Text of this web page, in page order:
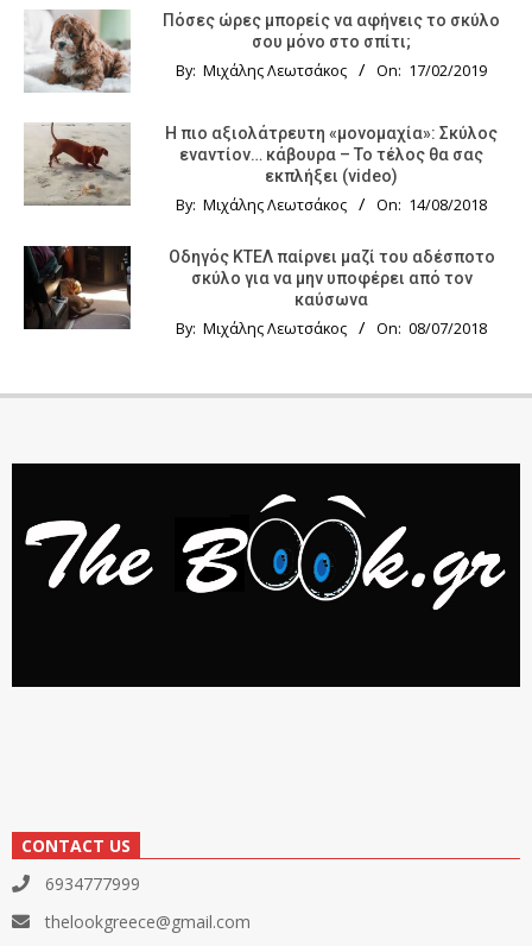
Πόσες ώρες μπορείς να αφήνεις το σκύλο
σου μόνο στο σπίτι;
By: Μιχάλης Λεωτσάκος On: 17/02/2019
Η πιο αξιολάτρευτη «μονομαχία»: Σκύλος
εναντίον… κάβουρα – Το τέλος θα σας
εκπλήξει (video)
By: Μιχάλης Λεωτσάκος On: 14/08/2018
Οδηγός KTΕΛ παίρνει μαζί του αδέσποτο
σκύλο για να μην υποφέρει από τον
καύσωνα
By: Μιχάλης Λεωτσάκος On: 08/07/2018
CONTACT US
6934777999
thelookgreece@gmail.com